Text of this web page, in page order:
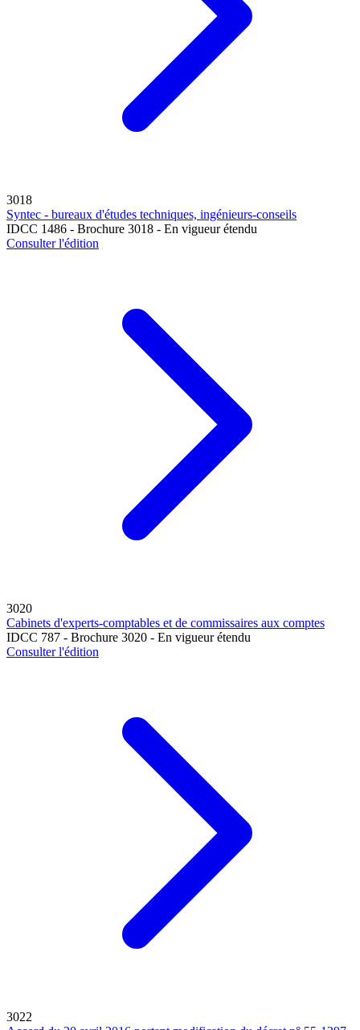
3018
Syntec - bureaux d'études techniques, ingénieurs-conseils
IDCC 1486 - Brochure 3018 - En vigueur étendu
Consulter l'édition
3020
Cabinets d'experts-comptables et de commissaires aux comptes
IDCC 787 - Brochure 3020 - En vigueur étendu
Consulter l'édition
3022